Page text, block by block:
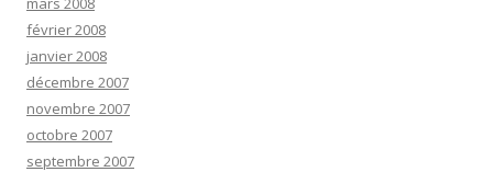
février 2008
janvier 2008
décembre 2007
novembre 2007
octobre 2007
septembre 2007